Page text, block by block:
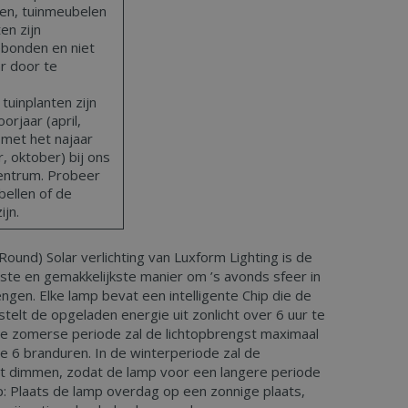
tuinmeubelen
zijn
en niet
door te
zijn
(april,
het najaar
oktober) bij ons
Probeer
of de
Solar verlichting van Luxform Lighting is de
en gemakkelijkste manier om ’s avonds sfeer in
Elke lamp bevat een intelligente Chip die de
de opgeladen energie uit zonlicht over 6 uur te
zomerse periode zal de lichtopbrengst maximaal
6 branduren. In de winterperiode zal de
dimmen, zodat de lamp voor een langere periode
Plaats de lamp overdag op een zonnige plaats,